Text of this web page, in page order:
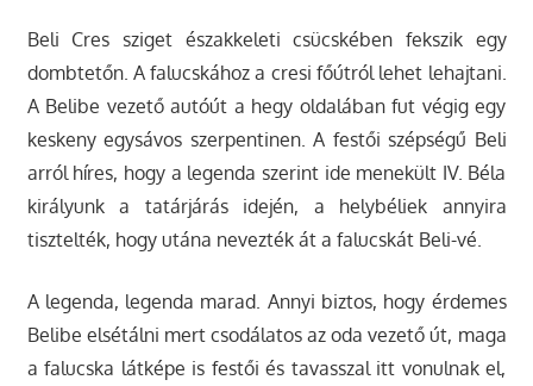
Beli Cres sziget északkeleti csücskében fekszik egy
dombtetőn. A falucskához a cresi főútról lehet lehajtani.
A Belibe vezető autóút a hegy oldalában fut végig egy
keskeny egysávos szerpentinen. A festői szépségű Beli
arról híres, hogy a legenda szerint ide menekült IV. Béla
királyunk a tatárjárás idején, a helybéliek annyira
tisztelték, hogy utána nevezték át a falucskát Beli-vé.
A legenda, legenda marad. Annyi biztos, hogy érdemes
Belibe elsétálni mert csodálatos az oda vezető út, maga
a falucska látképe is festői és tavasszal itt vonulnak el,